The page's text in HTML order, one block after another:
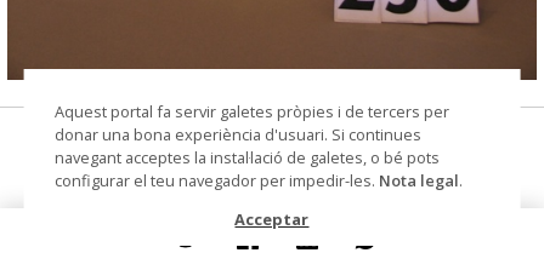
© Arxiu Fotogràfic del Consorci del Patrimoni de
Sitges
plat
Datació Segle XIX
Aquest portal fa servir galetes pròpies i de tercers per
donar una bona experiència d'usuari. Si continues
navegant acceptes la instal·lació de galetes, o bé pots
configurar el teu navegador per impedir-les. Nota legal.
Acceptar